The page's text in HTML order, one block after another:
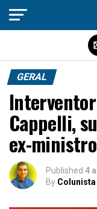
GERAL
Cappelli,
ex-
Published 4
By